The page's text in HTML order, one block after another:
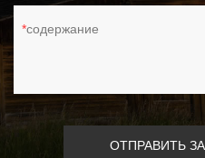
содержание
ОТПРАВИТЬ